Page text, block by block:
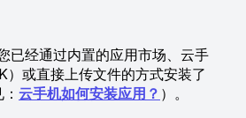
已经通过内置的应用市场、云手
或直接上传文件的方式安装了
云手机如何安装应用？ ）。